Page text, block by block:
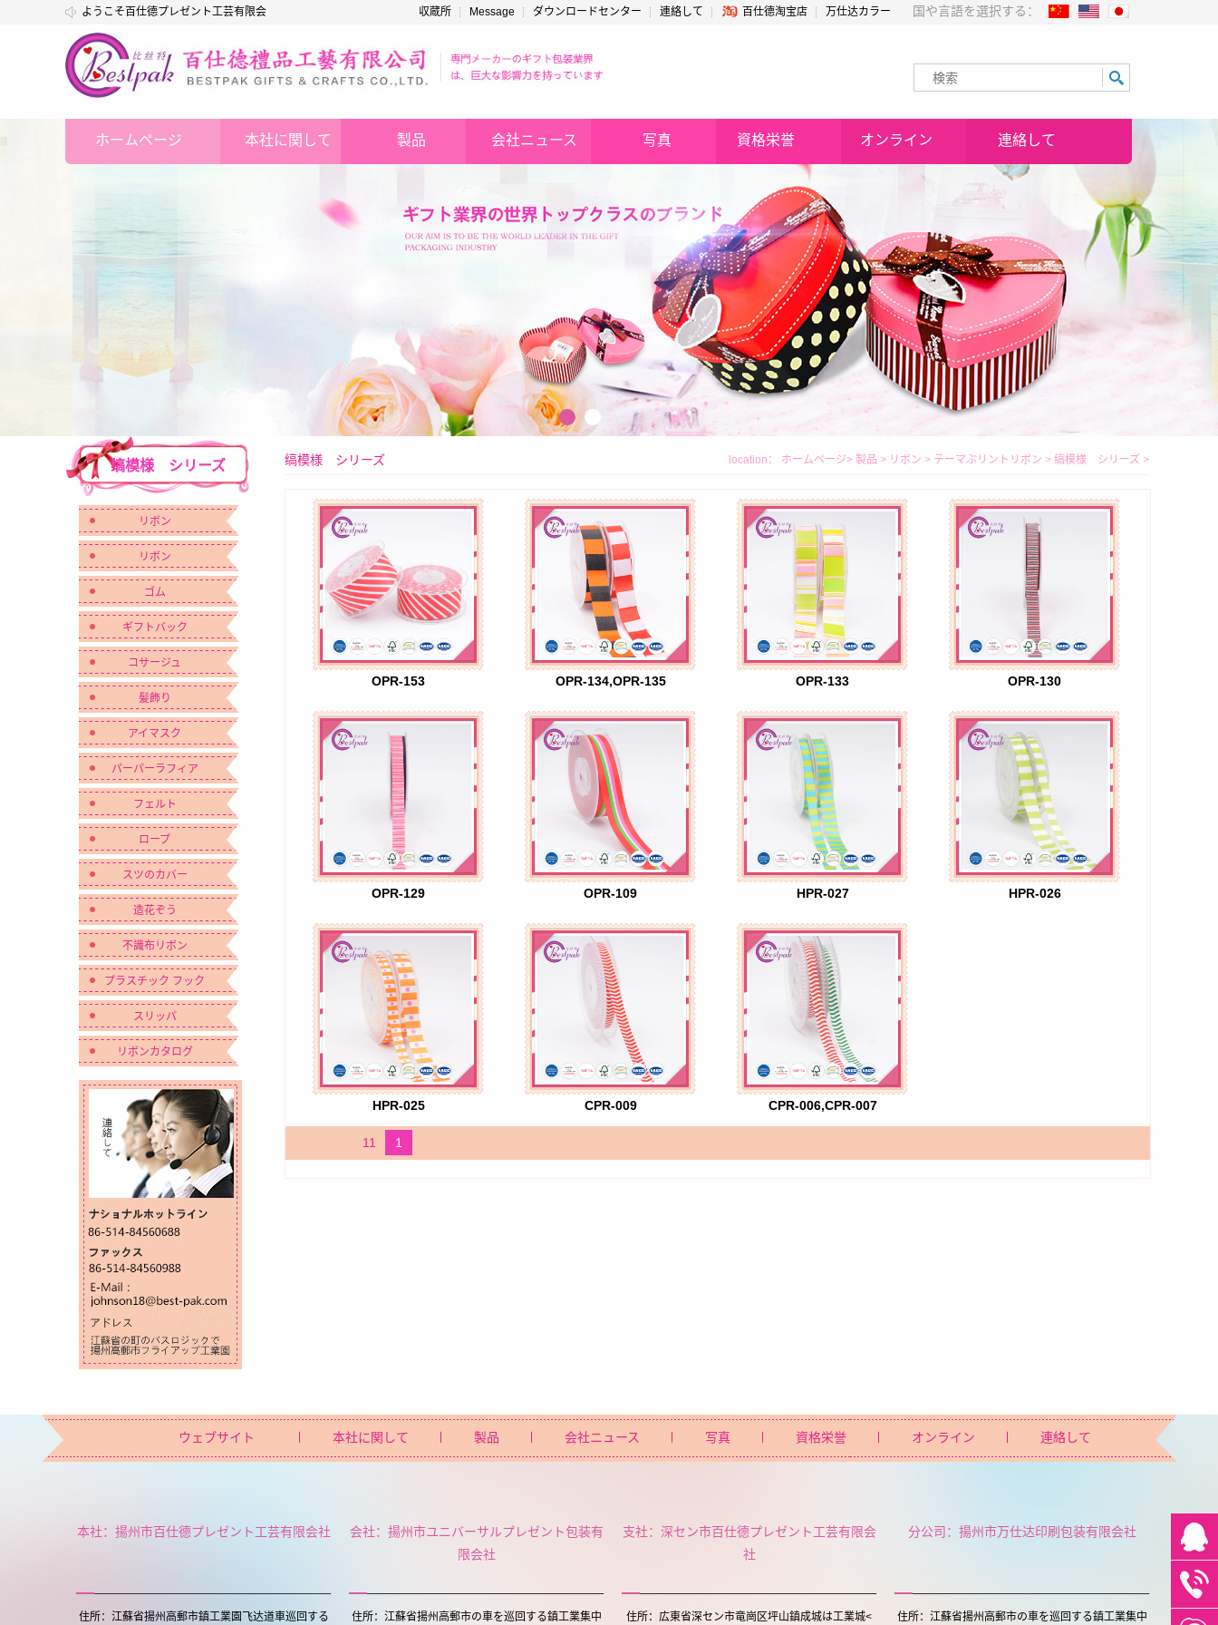
ようこそ百仕德プレゼント工芸有限会
収蔵所 Message ダウンロードセンター 連絡して 百仕德淘宝店 万仕达カラー 国や言語を選択する：
ホームページ 本社に関して 製品 会社ニュース 写真 資格栄誉 オンライン 連絡して
缟模様 シリーズ
リボン
リボン
ゴム
ギフトバック
コサージュ
髪飾り
アイマスク
パーパーラフィア
フェルト
ロープ
スツのカバー
造花ぞう
不識布リボン
プラスチック フック
スリッパ
リボンカタログ
缟模様 シリーズ location： ホームページ> 製品 > リボン > テーマぶリントリボン > 缟模様 シリーズ >
OPR-153 OPR-134,OPR-135 OPR-133 OPR-130
OPR-129 OPR-109 HPR-027 HPR-026
HPR-025 CPR-009 CPR-006,CPR-007
11 1
ウェブサイト 本社に関して 製品 会社ニュース 写真 資格栄誉 オンライン 連絡して
本社：揚州市百仕德プレゼント工芸有限会社
住所：江蘇省揚州高郵市鎮工業園飞达道車巡回する
会社：揚州市ユニバーサルプレゼント包装有
限会社
住所：江蘇省揚州高郵市の車を巡回する鎮工業集中
支社：深セン市百仕德プレゼント工芸有限会
社
住所：広東省深セン市竜崗区坪山鎮成城は工業城<
分公司：揚州市万仕达印刷包装有限会社
住所：江蘇省揚州高郵市の車を巡回する鎮工業集中